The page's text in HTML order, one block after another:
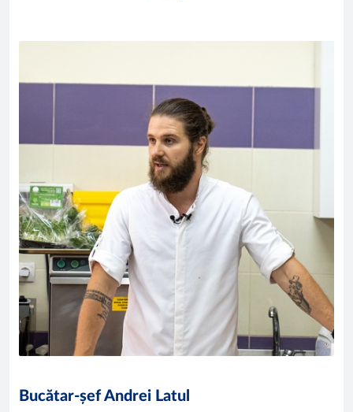
Bucătar-șef Andrei Latul